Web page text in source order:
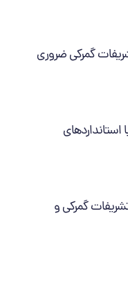
گمرکی ضروری
گمرکی و